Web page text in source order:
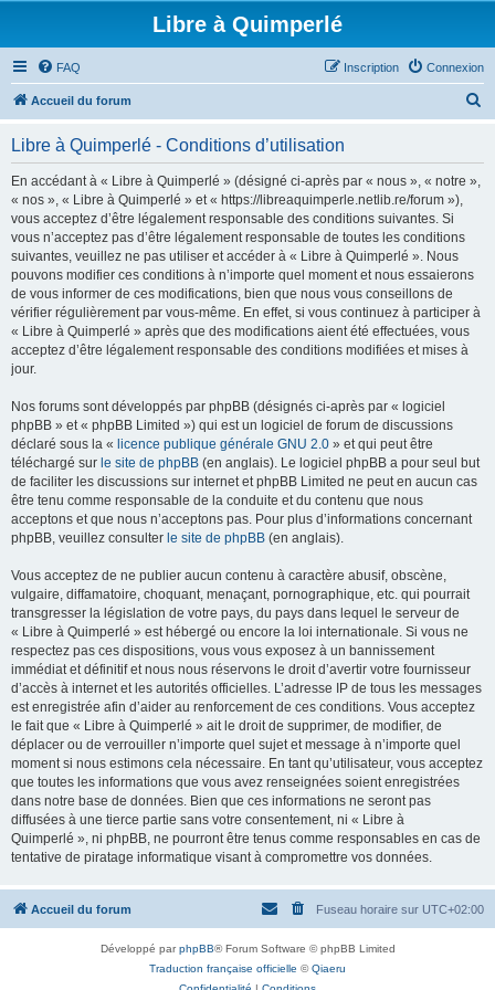
Libre à Quimperlé
FAQ Connexion
Inscription
Accueil du forum
Libre à Quimperlé - Conditions d’utilisation
En accédant à « Libre à Quimperlé » (désigné ci-après par « nous », « notre »,
« nos », « Libre à Quimperlé » et « https://libreaquimperle.netlib.re/forum »),
vous acceptez d’être légalement responsable des conditions suivantes. Si
vous n’acceptez pas d’être légalement responsable de toutes les conditions
suivantes, veuillez ne pas utiliser et accéder à « Libre à Quimperlé ». Nous
pouvons modifier ces conditions à n’importe quel moment et nous essaierons
de vous informer de ces modifications, bien que nous vous conseillons de
vérifier régulièrement par vous-même. En effet, si vous continuez à participer à
« Libre à Quimperlé » après que des modifications aient été effectuées, vous
acceptez d’être légalement responsable des conditions modifiées et mises à
jour.
Nos forums sont développés par phpBB (désignés ci-après par « logiciel
phpBB » et « phpBB Limited ») qui est un logiciel de forum de discussions
déclaré sous la « licence publique générale GNU 2.0 » et qui peut être
téléchargé sur le site de phpBB (en anglais). Le logiciel phpBB a pour seul but
de faciliter les discussions sur internet et phpBB Limited ne peut en aucun cas
être tenu comme responsable de la conduite et du contenu que nous
acceptons et que nous n’acceptons pas. Pour plus d’informations concernant
phpBB, veuillez consulter le site de phpBB (en anglais).
Vous acceptez de ne publier aucun contenu à caractère abusif, obscène,
vulgaire, diffamatoire, choquant, menaçant, pornographique, etc. qui pourrait
transgresser la législation de votre pays, du pays dans lequel le serveur de
« Libre à Quimperlé » est hébergé ou encore la loi internationale. Si vous ne
respectez pas ces dispositions, vous vous exposez à un bannissement
immédiat et définitif et nous nous réservons le droit d’avertir votre fournisseur
d’accès à internet et les autorités officielles. L’adresse IP de tous les messages
est enregistrée afin d’aider au renforcement de ces conditions. Vous acceptez
le fait que « Libre à Quimperlé » ait le droit de supprimer, de modifier, de
déplacer ou de verrouiller n’importe quel sujet et message à n’importe quel
moment si nous estimons cela nécessaire. En tant qu’utilisateur, vous acceptez
que toutes les informations que vous avez renseignées soient enregistrées
dans notre base de données. Bien que ces informations ne seront pas
diffusées à une tierce partie sans votre consentement, ni « Libre à
Quimperlé », ni phpBB, ne pourront être tenus comme responsables en cas de
tentative de piratage informatique visant à compromettre vos données.
Accueil du forum Fuseau horaire sur UTC+02:00
Développé parphpBB® Forum Software © phpBB Limited
Traduction française officielle ©Qiaeru